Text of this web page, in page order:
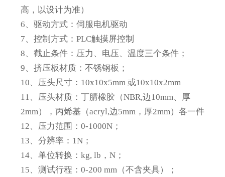
高，以设计为准）
6、驱动方式：伺服电机驱动
7、控制方式：PLC触摸屏控制
8、截止条件： 压力、电压、温度三个条件；
9、挤压板材质：不锈钢板；
10、压头尺寸：10x10x5mm 或10x10x2mm
11、压头材质：丁腈橡胶（NBR,边10mm、厚
2mm），丙烯基（acryl,边5mm，厚2mm）各一件
12、压力范围：0-1000N；
13、分辨率：1N；
14、单位转换：kg, lb，N；
15、测试行程：0-200 mm（不含夹具）；